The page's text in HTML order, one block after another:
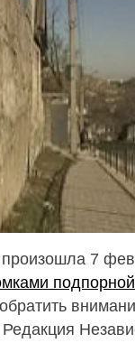
произошла 7